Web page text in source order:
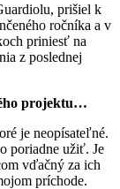
prišiel k
ročníka a v
priniesť na
z poslednej
projektu…
je neopísateľné.
poriadne užiť. Je
vďačný za ich
príchode.